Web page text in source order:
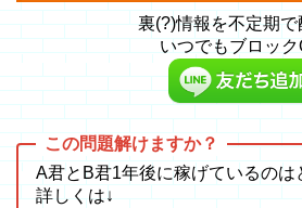
裏(?)情報を不定期で
いつでもブロック
A君とB君1年後に稼げているのは
詳しくは↓